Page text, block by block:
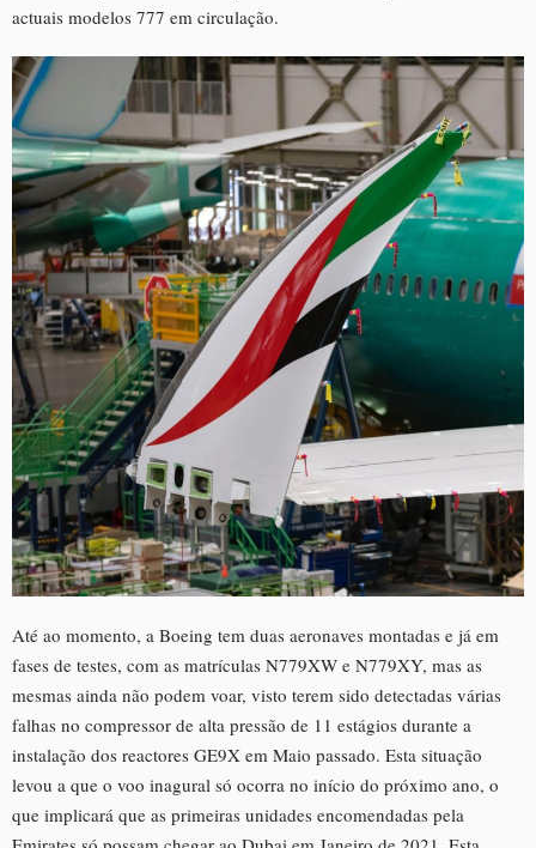
actuais modelos 777 em circulação.
Até ao momento, a Boeing tem duas aeronaves montadas e já em
fases de testes, com as matrículas N779XW e N779XY, mas as
mesmas ainda não podem voar, visto terem sido detectadas várias
falhas no compressor de alta pressão de 11 estágios durante a
instalação dos reactores GE9X em Maio passado. Esta situação
levou a que o voo inagural só ocorra no início do próximo ano, o
que implicará que as primeiras unidades encomendadas pela